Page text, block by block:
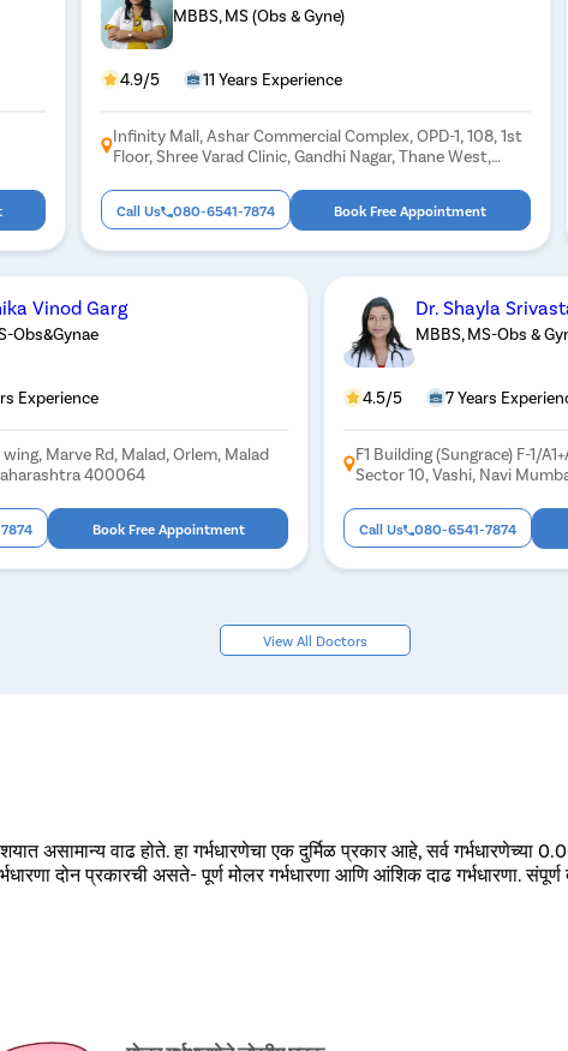
MBBS, MS (Obs & Gyne)
4.9/5 11 Years Experience
Infinity Mall, Ashar Commercial Complex, OPD-1, 108, 1st
Floor, Shree Varad Clinic, Gandhi Nagar, Thane West,
Call Us 080-6541-7874 Book Free Appointment
Vinod Garg
Obs&Gynae
Experience
Marve Rd, Malad, Orlem, Malad
400064
Book Free Appointment
Dr. Shayla
MBBS, MS-Obs &
4.5/5 7 Years
F1 Building (Sungrace) F-1/
Sector 10, Vashi, Navi
Call Us 080-6541-7874
View All Doctors
असामान्य वाढ होते. हा गर्भधारणेचा एक दुर्मिळ प्रकार आहे, सर्व
दोन प्रकारची असते- पूर्ण मोलर गर्भधारणा आणि आंशिक दाढ गर्भधारणा. संपूर्ण